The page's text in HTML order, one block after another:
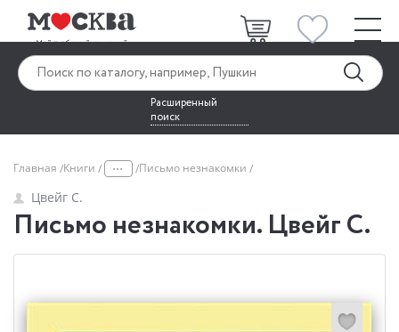
Расширенный
поиск
Главная Книги ... Письмо незнакомки
Цвейг С.
Письмо незнакомки. Цвейг С.